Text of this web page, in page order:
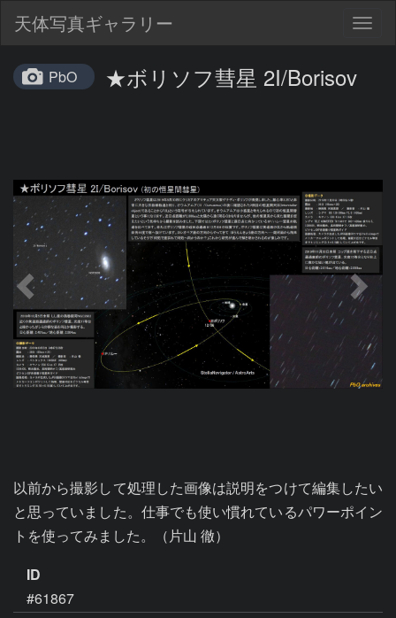
天体写真ギャラリー
PbO ★ボリソフ彗星 2I/Borisov
以前から撮影して処理した画像は説明をつけて編集したい
と思っていました。仕事でも使い慣れているパワーポイン
トを使ってみました。（片山 徹）
ID
#61867